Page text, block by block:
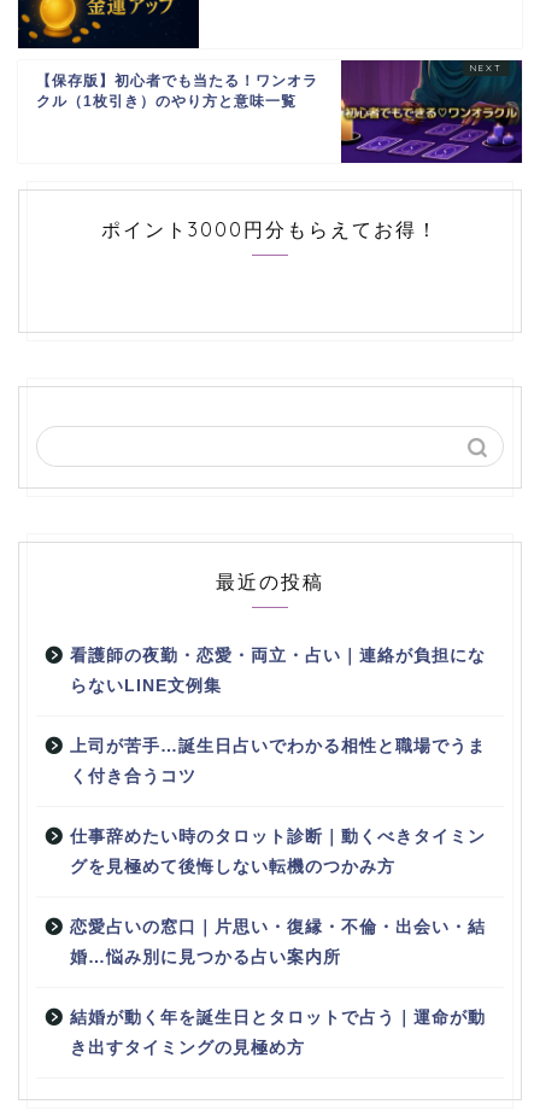
【保存版】初心者でも当たる！ワンオラ
クル（1枚引き）のやり方と意味一覧
ポイント3000円分もらえてお得！
最近の投稿
看護師の夜勤・恋愛・両立・占い｜連絡が負担にな
らないLINE文例集
上司が苦手…誕生日占いでわかる相性と職場でうま
く付き合うコツ
仕事辞めたい時のタロット診断｜動くべきタイミン
グを見極めて後悔しない転機のつかみ方
恋愛占いの窓口｜片思い・復縁・不倫・出会い・結
婚…悩み別に見つかる占い案内所
結婚が動く年を誕生日とタロットで占う｜運命が動
き出すタイミングの見極め方